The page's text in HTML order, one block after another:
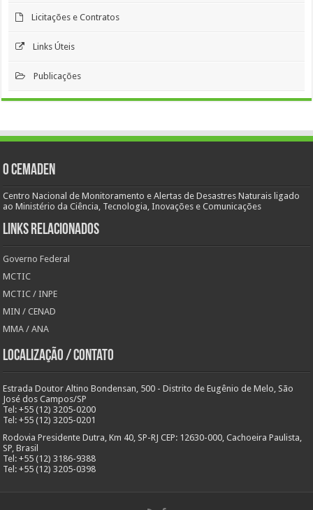
Licitações e Contratos
Links Úteis
Publicações
O Cemaden
Centro Nacional de Monitoramento e Alertas de Desastres Naturais ligado
ao Ministério da Ciência, Tecnologia, Inovações e Comunicações
Links Relacionados
Governo Federal
MCTIC
MCTIC / INPE
MIN / CENAD
MMA / ANA
Localização / Contato
Estrada Doutor Altino Bondensan, 500 - Distrito de Eugênio de Melo, São
José dos Campos/SP
Tel: +55 (12) 3205-0200
Tel: +55 (12) 3205-0201
Rodovia Presidente Dutra, Km 40, SP-RJ CEP: 12630-000, Cachoeira Paulista,
SP, Brasil
Tel: +55 (12) 3186-9388
Tel: +55 (12) 3205-0398